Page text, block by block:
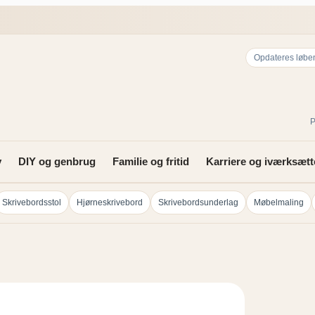
Opdateres
DIY og genbrug Familie og fritid Karriere og
Skrivebordsstol Hjørneskrivebord Skrivebordsunderlag Møbelmaling